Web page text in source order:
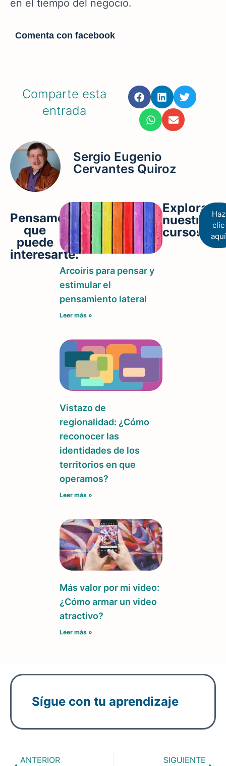
Pensamos
que
puede
interesarte:
Arcoíris para pensar y
estimular el
pensamiento lateral
Leer más »
Vistazo de
regionalidad: ¿Cómo
reconocer las
identidades de los
territorios en que
operamos?
Leer más »
Más valor por mi video:
¿Cómo armar un video
atractivo?
Leer más »
Explora
nuestros
cursos
Haz
clic
aquí
en el tiempo del negocio.
Comenta con facebook
Comparte esta
entrada
Sergio Eugenio
Cervantes Quiroz
Sígue con tu aprendizaje
ANTERIOR
SIGUIENTE